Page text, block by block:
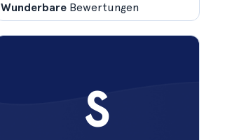
Wunderbare Bewertungen
S